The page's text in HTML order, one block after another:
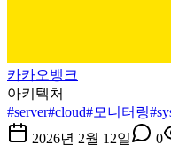
카카오뱅크
아키텍처
#server#cloud#모니터링#
2026년 2월 12일
0